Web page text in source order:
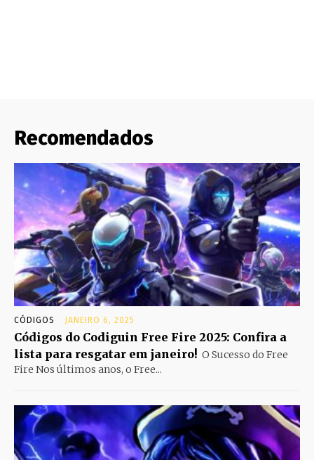
Recomendados
CÓDIGOS JANEIRO 6, 2025
Códigos do Codiguin Free Fire 2025: Confira a
lista para resgatar em janeiro! O Sucesso do Free
Fire Nos últimos anos, o Free...